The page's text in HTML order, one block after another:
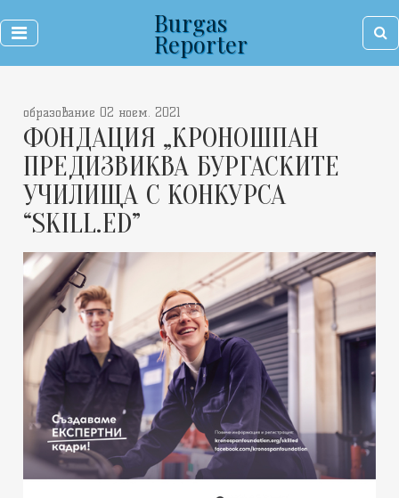
Burgas
Reporter
образование 02 ноем. 2021
ФОНДАЦИЯ „КРОНОШПАН
ПРЕДИЗВИКВА БУРГАСКИТЕ
УЧИЛИЩА С КОНКУРСА
“SKILL.ED”